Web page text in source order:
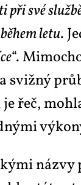
své
le­tu.
“.
sviž­ný
řeč,
ná­zvy